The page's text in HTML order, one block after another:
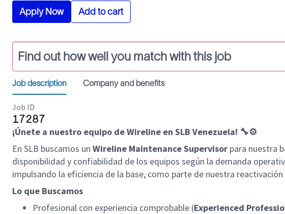
Apply Now Add to cart
Find out how well you match with this job
Job description Company and benefits
Job ID
17287
¡Únete a nuestro equipo de Wireline en SLB Venezuela! 🔧⚙️
En SLB buscamos un Wireline Maintenance Supervisor para nuestra
disponibilidad y confiabilidad de los equipos según la demanda
impulsando la eficiencia de la base, como parte de nuestra reactivación
Lo que Buscamos
Profesional con experiencia comprobable (Experienced